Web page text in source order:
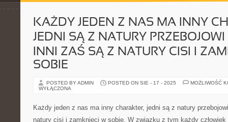
KAŻDY JEDEN Z NAS MA INNY
JEDNI SĄ Z NATURY PRZEBOJOWI
INNI ZAŚ SĄ Z NATURY CISI I
SOBIE
POSTED BY ADMIN POSTED ON SIE - 17 - 2025
MOŻLIWOŚĆ
WYŁĄCZONA
Każdy jeden z nas ma inny charakter, jedni są z natury
natury cisi i zamknięci w sobie. W związku z tym każdy